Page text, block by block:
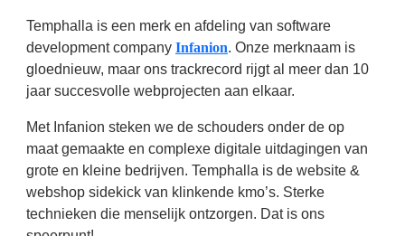
Temphalla is een merk en afdeling van software
development company Infanion. Onze merknaam is
gloednieuw, maar ons trackrecord rijgt al meer dan 10
jaar succesvolle webprojecten aan elkaar.
Met Infanion steken we de schouders onder de op
maat gemaakte en complexe digitale uitdagingen van
grote en kleine bedrijven. Temphalla is de website &
webshop sidekick van klinkende kmo’s. Sterke
technieken die menselijk ontzorgen. Dat is ons